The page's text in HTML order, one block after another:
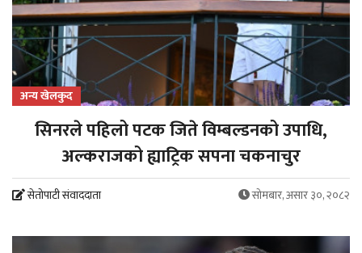
अन्य खेलकुद
सिनरले पहिलो पटक जिते विम्बल्डनको उपाधि,
अल्कराजको ह्याट्रिक सपना चकनाचुर
सेतोपाटी संवाददाता सोमबार, असार ३०, २०८२